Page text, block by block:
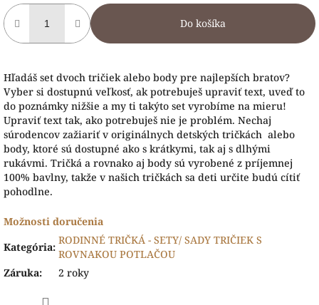
Do košíka
Hľadáš set dvoch tričiek alebo body pre najlepších bratov?
Vyber si dostupnú veľkosť, ak potrebuješ upraviť text, uveď to
do poznámky nižšie a my ti takýto set vyrobíme na mieru!
Upraviť text tak, ako potrebuješ nie je problém. Nechaj
súrodencov zažiariť v originálnych detských tričkách alebo
body, ktoré sú dostupné ako s krátkymi, tak aj s dlhými
rukávmi. Tričká a rovnako aj body sú vyrobené z príjemnej
100% bavlny, takže v našich tričkách sa deti určite budú cítiť
pohodlne.
Možnosti doručenia
Kategória:
RODINNÉ TRIČKÁ - SETY/ SADY TRIČIEK S
ROVNAKOU POTLAČOU
Záruka: 2 roky